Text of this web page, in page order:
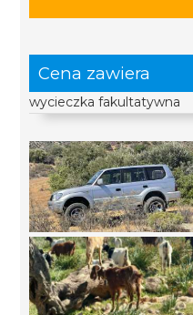
Cena zawiera
wycieczka fakultatywna